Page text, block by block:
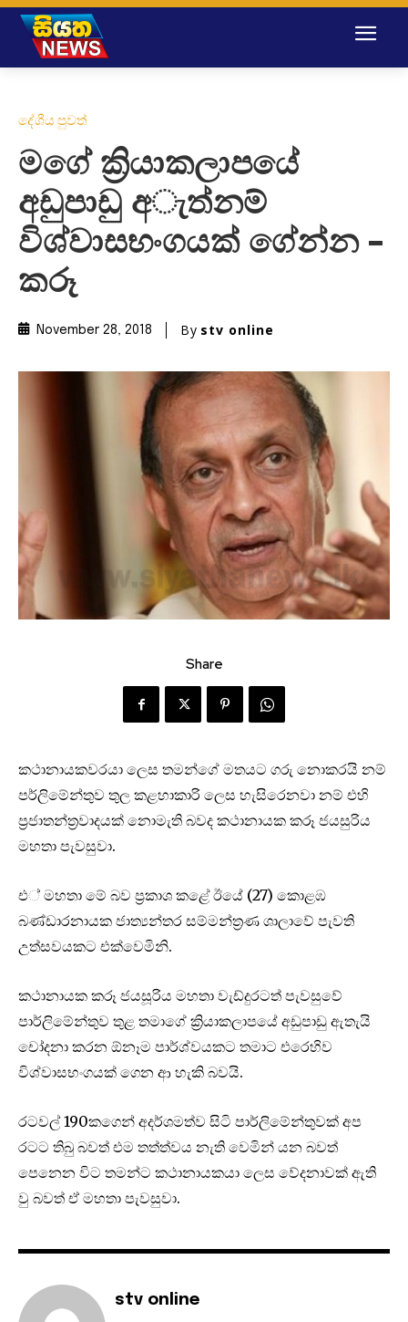
දේශීය පුවත්
මගේ ක්‍රියාකලාපයේ
අඩුපාඩු අැත්නම්
විශ්වාසභංගයක් ගේන්න –
කරූ
November 28, 2018 By stv online
Share
කථානායකවරයා ලෙස තමන්ගේ මතයට ගරු නොකරයි නම්
පර්ලිමේන්තුව තුල කළහාකාරි ලෙස හැසිරෙනවා නම් එහි
ප්‍රජාතන්ත්‍රවාදයක් නොමැති බවද කථානායක කරූ ජයසුරිය
මහතා පැවසුවා.
එ් මහතා මේ බව ප්‍රකාශ කළේ ඊයේ (27) කොළඹ
බණ්ඩාරනායක ජාත්‍යන්තර සම්මන්ත්‍රණ ශාලාවේ පැවති
උත්සවයකට එක්වෙමිනි.
කථානායක කරූ ජයසූරිය මහතා වැඩ්දුරටත් පැවසුවේ
පාර්ලිමේන්තුව තුළ තමාගේ ක්‍රියාකලාපයේ අඩුපාඩු ඇතැයි
චෝදනා කරන ඕනෑම පාර්ශ්වයකට තමාට එරෙහිව
විශ්වාසභංගයක් ගෙන ආ හැකි බවයි.
රටවල් 190කගෙන් අදර්ශමත්ව සිටි පාර්ලිමේන්තුවක් අප
රටට තිබු බවත් එම තත්ත්වය නැති වෙමින් යන බවත්
පෙනෙන විට තමන්ට කථානායකයා ලෙස වේදනාවක් ඇති
වු බවත් ඒ මහතා පැවසුවා.
stv online